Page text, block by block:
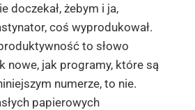
doczekał, żebym i ja,
coś wyprodukował.
to słowo
nowe, jak programy, które są
numerze, to nie.
papierowych